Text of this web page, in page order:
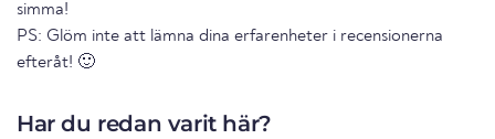
simma!
PS: Glöm inte att lämna dina erfarenheter i recensionerna
efteråt! 🙂
Har du redan varit här?